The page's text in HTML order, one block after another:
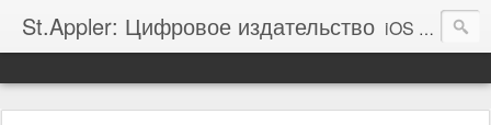
St.Appler: Цифровое издательство iOS и Android